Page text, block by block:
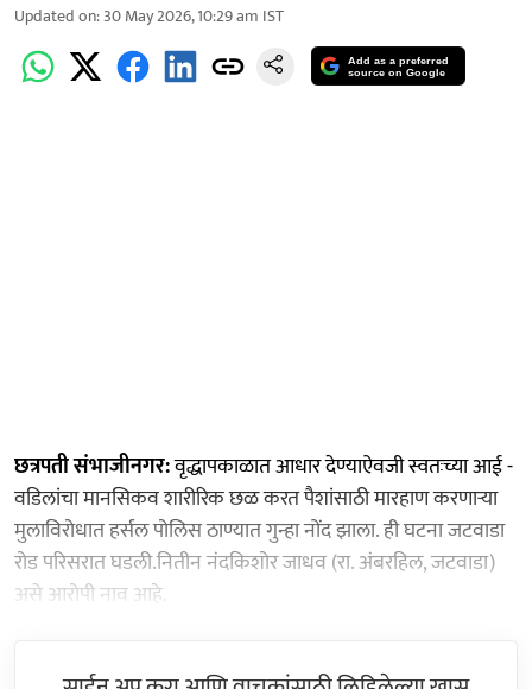
Updated on:30 May 2026, 10:29 am IST
Add as a preferred
source on Google
छत्रपती संभाजीनगर:वृद्धापकाळात आधार देण्याऐवजी स्वतःच्या आई -
वडिलांचा मानसिकव शारीरिक छळ करत पैशांसाठी मारहाण करणाऱ्या
मुलाविरोधात हर्सल पोलिस ठाण्यात गुन्हा नोंद झाला. ही घटना जटवाडा
रोड परिसरात घडली.नितीन नंदकिशोर जाधव (रा. अंबरहिल, जटवाडा)
असे आरोपी नाव आहे.